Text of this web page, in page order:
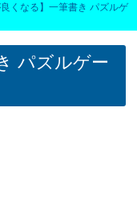
良くなる】一筆書き パズルゲ
パズルゲー